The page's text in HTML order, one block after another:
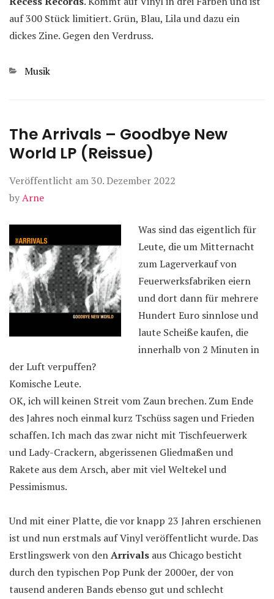
auf 300 Stück limitiert. Grün, Blau, Lila und dazu ein
dickes Zine. Gegen den Verdruss.
Kategorien
Musik
The Arrivals – Goodbye New
World LP (Reissue)
Veröffentlicht am 30. Dezember 2022
byArne
Was sind das eigentlich für
Leute, die um Mitternacht
zum Lagerverkauf von
Feuerwerksfabriken eiern
und dort dann für mehrere
Hundert Euro sinnlose und
laute Scheiße kaufen, die
innerhalb von 2 Minuten in
der Luft verpuffen?
Komische Leute.
OK, ich will keinen Streit vom Zaun brechen. Zum Ende
des Jahres noch einmal kurz Tschüss sagen und Frieden
schaffen. Ich mach das zwar nicht mit Tischfeuerwerk
und Lady-Crackern, abgerissenen Gliedmaßen und
Rakete aus dem Arsch, aber mit viel Weltekel und
Pessimismus.
Und mit einer Platte, die vor knapp 23 Jahren erschienen
ist und nun erstmals auf Vinyl veröffentlicht wurde. Das
Erstlingswerk von denArrivals aus Chicago besticht
durch den typischen Pop Punk der 2000er, der von
tausend anderen Bands ebenso gut und schlecht